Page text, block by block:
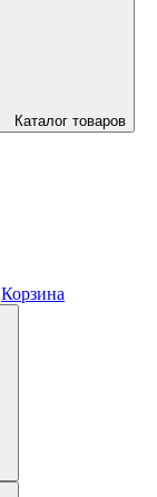
Каталог товаров
Корзина